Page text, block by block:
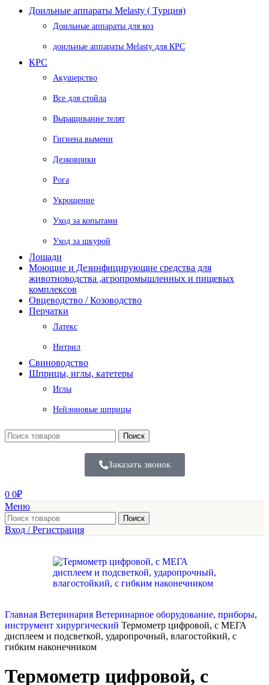
Доильные аппараты Melasty ( Турция)
Доильные аппараты для коз
доильные аппараты Melasty для КРС
КРС
Акушерство
Все для стойла
Выращивание телят
Гигиена вымени
Дезковрики
Рога
Укрощение
Уход за копытами
Уход за шкурой
Лошади
Моющие и Дезинфицирующие средства для
животноводства ,агропромышленных и пищевых
комплексов
Овцеводство / Козоводство
Перчатки
Латекс
Нитрил
Свиноводство
Шприцы, иглы, катетеры
Иглы
Нейлоновые шприцы
Поиск
Заказать звонок
0 0₽
Меню
Поиск
Вход / Регистрация
Главная Ветеринария Ветеринарное оборудование, приборы,
инструмент хирургический Термометр цифровой, с МЕГА
дисплеем и подсветкой, ударопрочный, влагостойкий, с
гибким наконечником
Термометр цифровой, с